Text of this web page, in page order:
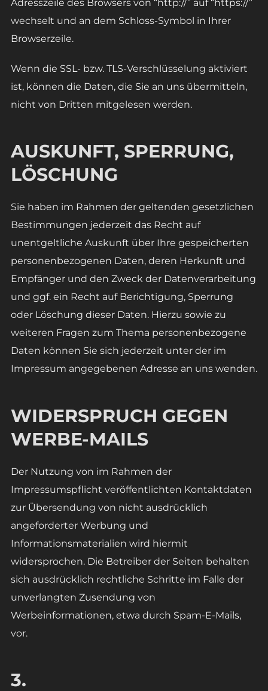
Adresszeile des Browsers von “http://” auf “https://”
wechselt und an dem Schloss-Symbol in Ihrer
Browserzeile.
Wenn die SSL- bzw. TLS-Verschlüsselung aktiviert
ist, können die Daten, die Sie an uns übermitteln,
nicht von Dritten mitgelesen werden.
AUSKUNFT, SPERRUNG,
LÖSCHUNG
Sie haben im Rahmen der geltenden gesetzlichen
Bestimmungen jederzeit das Recht auf
unentgeltliche Auskunft über Ihre gespeicherten
personenbezogenen Daten, deren Herkunft und
Empfänger und den Zweck der Datenverarbeitung
und ggf. ein Recht auf Berichtigung, Sperrung
oder Löschung dieser Daten. Hierzu sowie zu
weiteren Fragen zum Thema personenbezogene
Daten können Sie sich jederzeit unter der im
Impressum angegebenen Adresse an uns wenden.
WIDERSPRUCH GEGEN
WERBE-MAILS
Der Nutzung von im Rahmen der
Impressumspflicht veröffentlichten Kontaktdaten
zur Übersendung von nicht ausdrücklich
angeforderter Werbung und
Informationsmaterialien wird hiermit
widersprochen. Die Betreiber der Seiten behalten
sich ausdrücklich rechtliche Schritte im Falle der
unverlangten Zusendung von
Werbeinformationen, etwa durch Spam-E-Mails,
vor.
3.